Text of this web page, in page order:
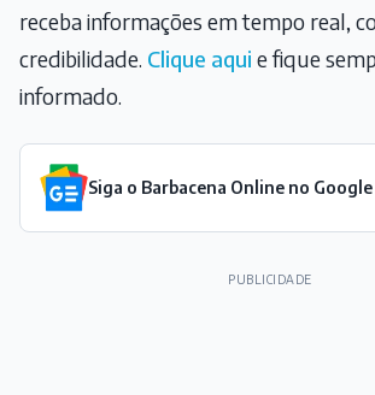
receba informações em tempo real,
credibilidade. Clique aqui e fique
informado.
Siga o Barbacena Online no
PUBLICIDADE